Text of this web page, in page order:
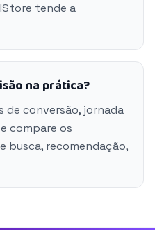
tende a
na prática?
de conversão, jornada
compare os
busca, recomendação,